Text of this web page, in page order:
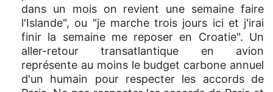
dans un mois on revient une semaine faire
l'Islande", ou "je marche trois jours ici et j'irai
finir la semaine me reposer en Croatie". Un
aller-retour transatlantique en avion
représente au moins le budget carbone annuel
d'un humain pour respecter les accords de